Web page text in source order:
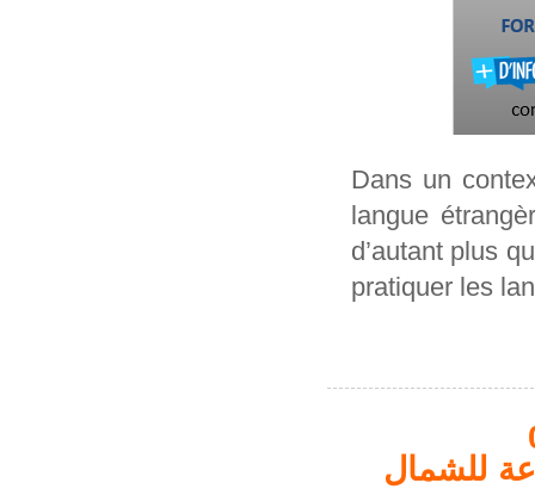
Dans un
langue
d’autant plus
pratiquer les
للشمال